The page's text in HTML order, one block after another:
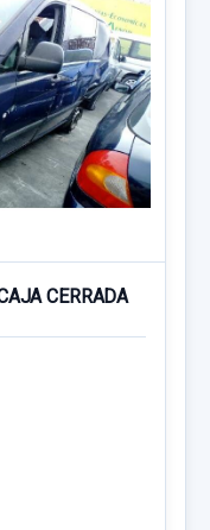
CERRADA